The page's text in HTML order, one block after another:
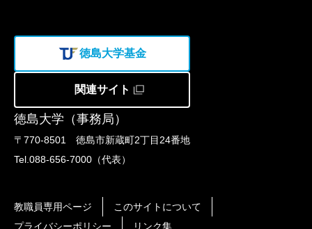
徳島大学（事務局）
〒770-8501 徳島市新蔵町2丁目24番地
Tel.088-656-7000（代表）
徳島大学基金
関連サイト
教職員専用ページ
このサイトについて
プライバシーポリシー
リンク集